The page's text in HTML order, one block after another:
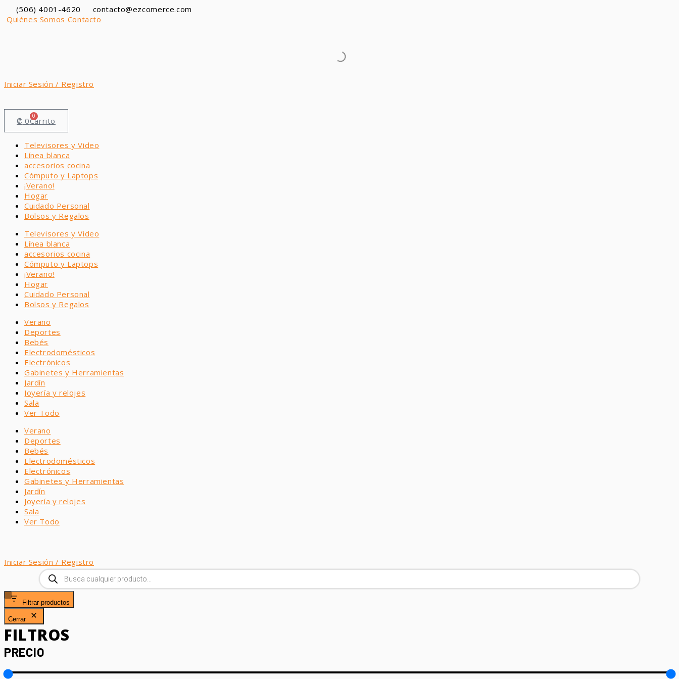
al
(506) 4001-4620
contacto@ezcomerce.com
Quiénes Somos Contacto
Iniciar Sesión / Registro
₡ 0 0
Carrito
Televisores y Video
Línea blanca
accesorios cocina
Cómputo y Laptops
¡Verano!
Hogar
Cuidado Personal
Bolsos y Regalos
Televisores y Video
Línea blanca
accesorios cocina
Cómputo y Laptops
¡Verano!
Hogar
Cuidado Personal
Bolsos y Regalos
Verano
Deportes
Bebés
Electrodomésticos
Electrónicos
Gabinetes y Herramientas
Jardín
Joyería y relojes
Sala
Ver Todo
Verano
Deportes
Bebés
Electrodomésticos
Electrónicos
Gabinetes y Herramientas
Jardín
Joyería y relojes
Sala
Ver Todo
Iniciar Sesión / Registro
Búsqueda
de
productos
Filtrar productos
Cerrar
FILTROS
PRECIO